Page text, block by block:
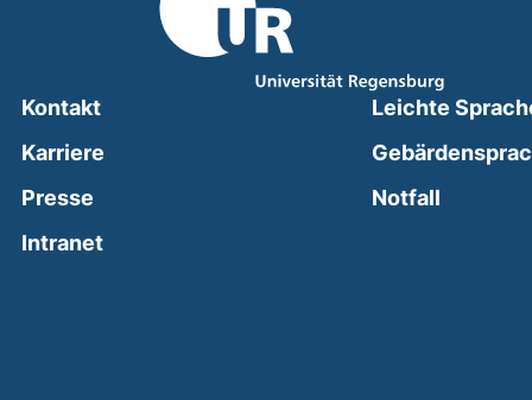
Kontakt
Karriere
Presse
Intranet(external link, opens in a new window)
Leichte
Notfall